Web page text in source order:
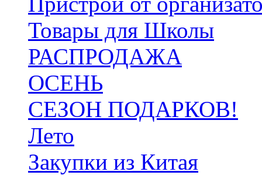
Товары для Школы
РАСПРОДАЖА
ОСЕНЬ
СЕЗОН ПОДАРКОВ!
Лето
Закупки из Китая